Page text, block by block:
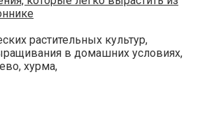
растительных культур,
в домашних условиях,
хурма,